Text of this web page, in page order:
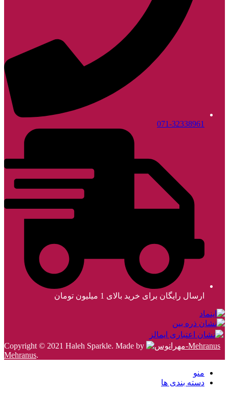
071-32338961
ارسال رایگان برای خرید بالای 1 میلیون تومان
Copyright © 2021 Haleh Sparkle. Made by
Mehranus.
منو
دسته بندی ها